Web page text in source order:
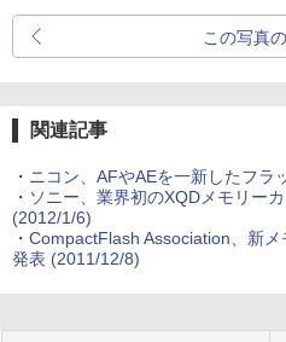
この写真
関連記事
・ ニコン、AFやAEを一新したフラ
・ ソニー、業界初のXQDメモリー
(2012/1/6)
・ CompactFlash Association、新
発表 (2011/12/8)